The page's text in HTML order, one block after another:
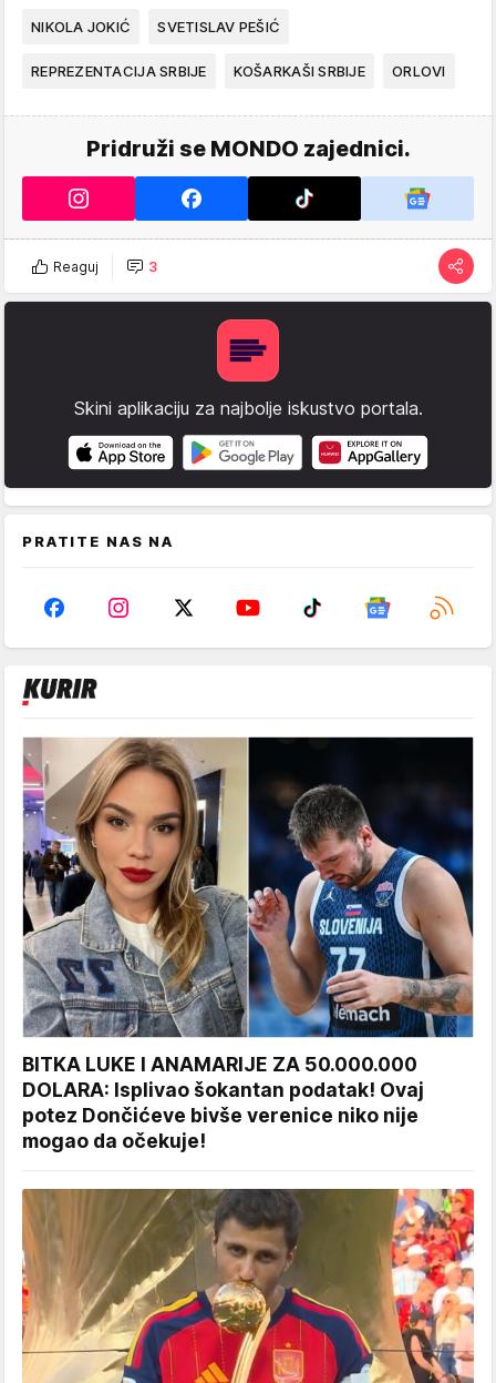
NIKOLA JOKIĆ SVETISLAV PEŠIĆ
REPREZENTACIJA SRBIJE KOŠARKAŠI SRBIJE ORLOVI
Pridruži se MONDO zajednici.
Reaguj 3
Skini aplikaciju za najbolje iskustvo portala.
PRATITE NAS NA
BITKA LUKE I ANAMARIJE ZA 50.000.000
DOLARA: Isplivao šokantan podatak! Ovaj
potez Dončićeve bivše verenice niko nije
mogao da očekuje!